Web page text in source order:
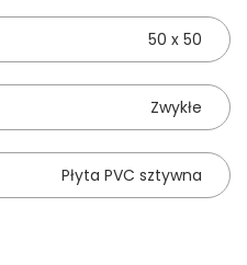
50 x 50
Zwykłe
Płyta PVC sztywna